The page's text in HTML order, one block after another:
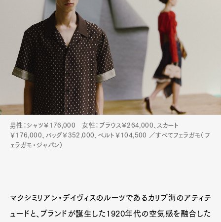
男性：シャツ￥176,000 女性：ブラウス￥264,000、スカート
￥176,000、バッグ￥352,000、ベルト￥104,500 ／すべてフェラガモ（フ
ェラガモ・ジャパン）
マクシミリアン・デイヴィスのルーツであるカリブ海のアティテ
ュードと、ブランドが誕生した1920年代の空気感を融合した